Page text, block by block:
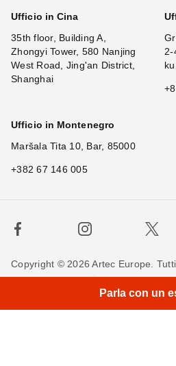
Ufficio in Cina
35th floor, Building A,
Zhongyi Tower, 580 Nanjing
West Road, Jing'an District,
Shanghai
2-
Ufficio in Montenegro
Maršala Tita 10, Bar, 85000
+382 67 146 005
Copyright © 2026 Artec Europe.
Contattaci
Parla con un